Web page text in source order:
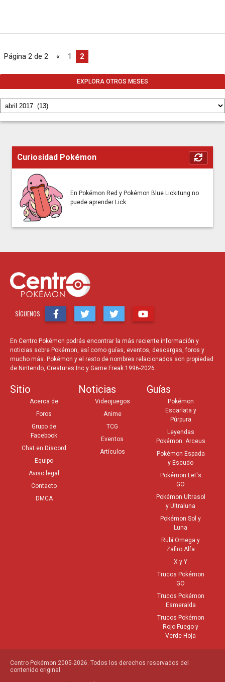
Página 2 de 2 « 1 2
EXPLORA OTROS MESES
Curiosidad Pokémon
En Pokémon Red y Pokémon Blue Lickitung no
puede aprender Lick.
SÍGUENOS
En Centro Pokémon podrás encontrar la más reciente información y
noticias sobre Pokémon, así como guías, eventos, descargas, foros y
mucho más. Pokémon y el resto de nombres relacionados son propiedad
de Nintendo, Creatures Inc y Game Freak 1996-2026.
Sitio
Acerca de
Foros
Grupo de
Facebook
Chat en Discord
Equipo
Aviso legal
Contacto
DMCA
Noticias
Videojuegos
Anime
TCG
Eventos
Artículos
Guías
Pokémon
Escarlata y
Púrpura
Leyendas
Pokémon: Arceus
Pokémon Espada
y Escudo
Pokémon Let's
GO
Pokémon Ultrasol
y Ultraluna
Pokémon Sol y
Luna
Rubí Omega y
Zafiro Alfa
X y Y
Trucos Pokémon
GO
Trucos Pokémon
Esmeralda
Trucos Pokémon
Rojo Fuego y
Verde Hoja
Centro Pokémon 2005-2026. Todos los derechos reservados del
contenido original.